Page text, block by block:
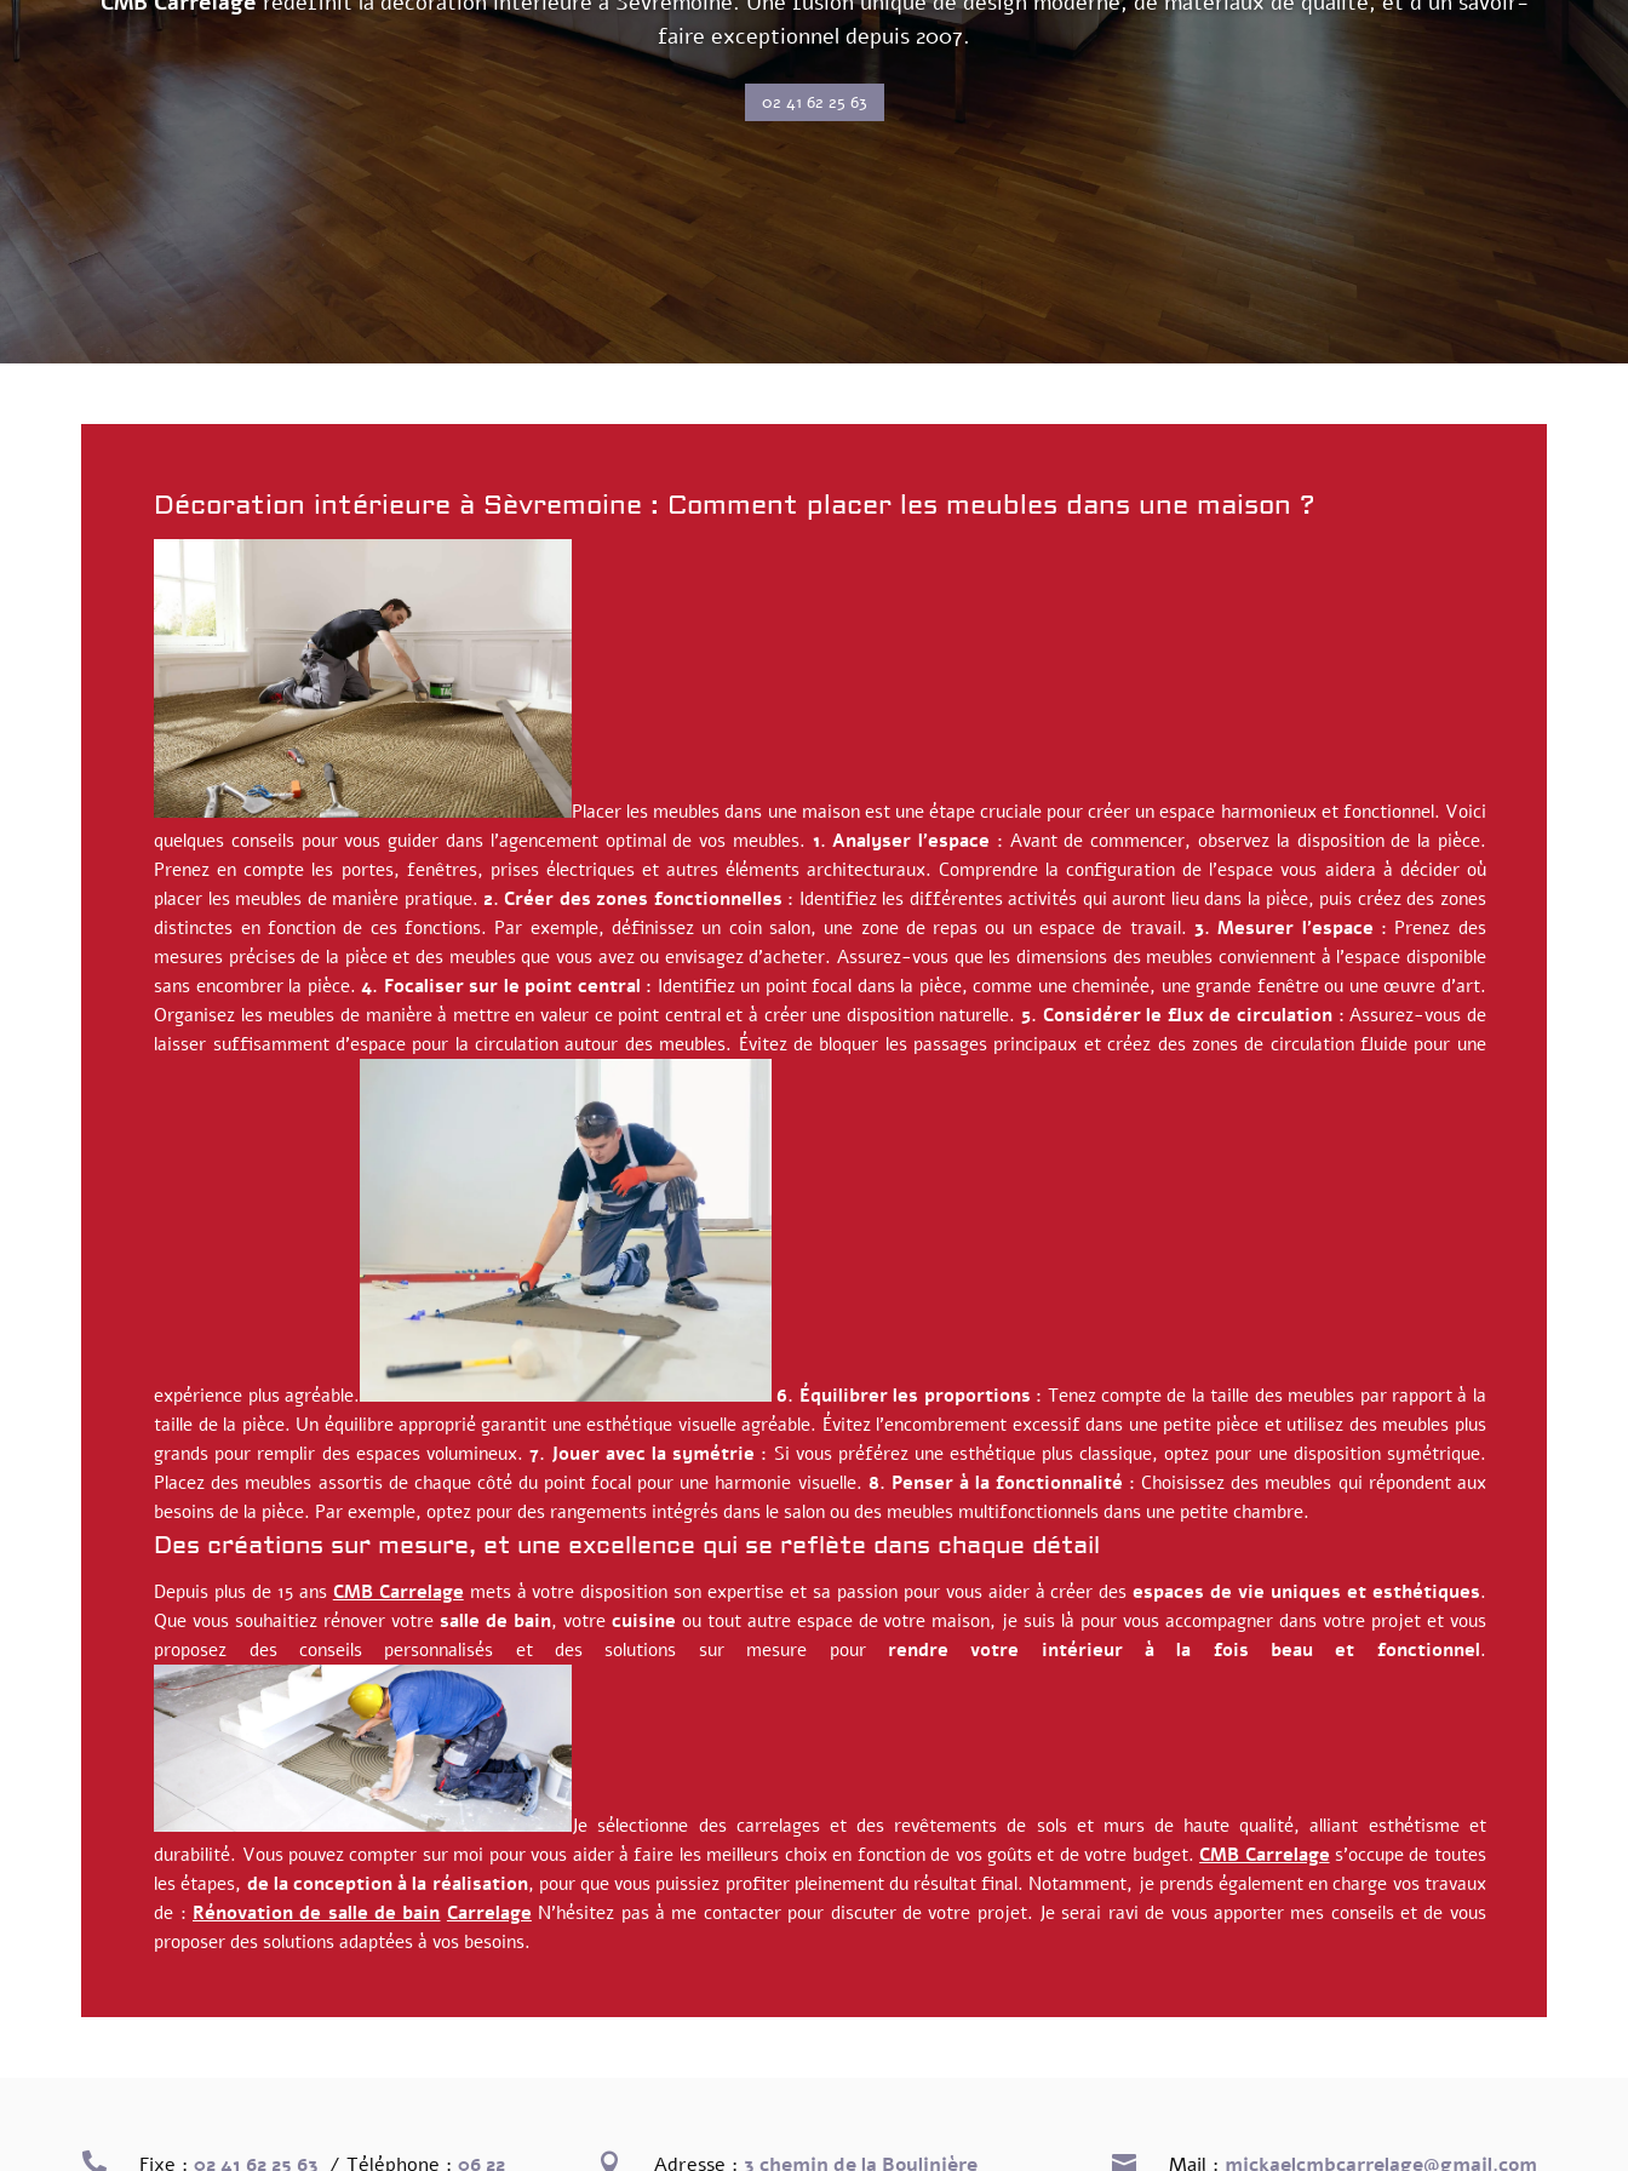
faire exceptionnel depuis 2007.
02 41 62 25 63
Décoration intérieure à Sèvremoine : Comment placer les meubles dans une maison ?
Placer les meubles dans une maison est une étape cruciale pour créer un espace harmonieux et fonctionnel. Voici
quelques conseils pour vous guider dans l’agencement optimal de vos meubles. 1. Analyser l’espace : Avant de commencer, observez la disposition de la pièce.
Prenez en compte les portes, fenêtres, prises électriques et autres éléments architecturaux. Comprendre la configuration de l’espace vous aidera à décider où
placer les meubles de manière pratique. 2. Créer des zones fonctionnelles : Identifiez les différentes activités qui auront lieu dans la pièce, puis créez des zones
distinctes en fonction de ces fonctions. Par exemple, définissez un coin salon, une zone de repas ou un espace de travail.3. Mesurer l’espace : Prenez des
mesures précises de la pièce et des meubles que vous avez ou envisagez d’acheter. Assurez-vous que les dimensions des meubles conviennent à l’espace disponible
sans encombrer la pièce.4. Focaliser sur le point central : Identifiez un point focal dans la pièce, comme une cheminée, une grande fenêtre ou une œuvre d’art.
Organisez les meubles de manière à mettre en valeur ce point central et à créer une disposition naturelle. 5. Considérer le flux de circulation : Assurez-vous de
laisser suffisamment d’espace pour la circulation autour des meubles. Évitez de bloquer les passages principaux et créez des zones de circulation fluide pour une
expérience plus agréable. 6. Équilibrer les proportions : Tenez compte de la taille des meubles par rapport à la
taille de la pièce. Un équilibre approprié garantit une esthétique visuelle agréable. Évitez l’encombrement excessif dans une petite pièce et utilisez des meubles plus
grands pour remplir des espaces volumineux. 7. Jouer avec la symétrie : Si vous préférez une esthétique plus classique, optez pour une disposition symétrique.
Placez des meubles assortis de chaque côté du point focal pour une harmonie visuelle. 8. Penser à la fonctionnalité : Choisissez des meubles qui répondent aux
besoins de la pièce. Par exemple, optez pour des rangements intégrés dans le salon ou des meubles multifonctionnels dans une petite chambre.
Des créations sur mesure, et une excellence qui se reflète dans chaque détail
Depuis plus de 15 ans CMB Carrelage mets à votre disposition son expertise et sa passion pour vous aider à créer desespaces de vie uniques et esthétiques.
Que vous souhaitiez rénover votre salle de bain, votre cuisine ou tout autre espace de votre maison, je suis là pour vous accompagner dans votre projet et vous
proposez des conseils personnalisés et des solutions sur mesure pour rendre votre intérieur à la fois beau et fonctionnel.
Je sélectionne des carrelages et des revêtements de sols et murs de haute qualité, alliant esthétisme et
durabilité. Vous pouvez compter sur moi pour vous aider à faire les meilleurs choix en fonction de vos goûts et de votre budget.CMB Carrelage s’occupe de toutes
les étapes, de la conception à la réalisation, pour que vous puissiez profiter pleinement du résultat final. Notamment, je prends également en charge vos travaux
de : Rénovation de salle de bain Carrelage N’hésitez pas à me contacter pour discuter de votre projet. Je serai ravi de vous apporter mes conseils et de vous
proposer des solutions adaptées à vos besoins.
 Fixe : 02 41 62 25 63 / Téléphone : 06 22  Adresse : 3 chemin de la Boulinière  Mail : mickaelcmbcarrelage@gmail.com